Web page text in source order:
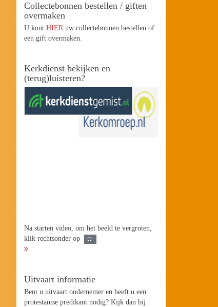
Collectebonnen bestellen / giften
overmaken
U kuntHIER uw collectebonnen bestellen of
een gift overmaken.
Kerkdienst bekijken en
(terug)luisteren?
Na starten video, om het beeld te vergroten,
klik rechtsonder op
Uitvaart informatie
Bent u uitvaart ondernemer en heeft u een
protestantse predikant nodig? Kijk dan bij